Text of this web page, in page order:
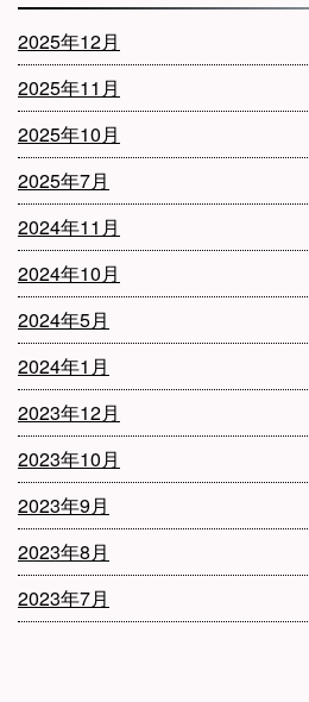
2025年12月
2025年11月
2025年10月
2025年7月
2024年11月
2024年10月
2024年5月
2024年1月
2023年12月
2023年10月
2023年9月
2023年8月
2023年7月